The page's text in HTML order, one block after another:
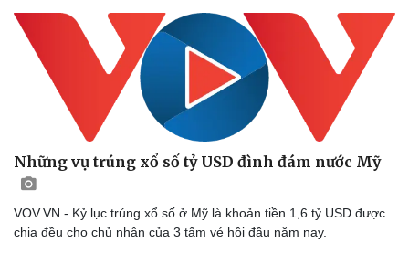
Những vụ trúng xổ số tỷ USD đình đám nước Mỹ
VOV.VN - Kỷ lục trúng xổ số ở Mỹ là khoản tiền 1,6 tỷ USD được
chia đều cho chủ nhân của 3 tấm vé hồi đầu năm nay.